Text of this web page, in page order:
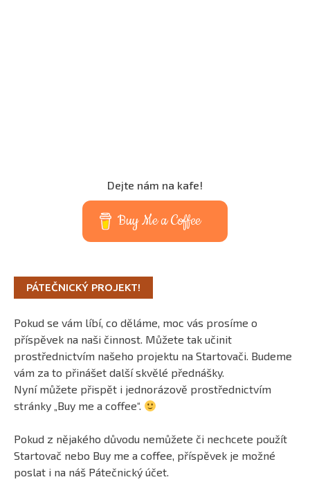
Dejte nám na kafe!
Buy Me a Coffee
PÁTEČNICKÝ PROJEKT!
Pokud se vám líbí, co děláme, moc vás prosíme o
příspěvek na naši činnost. Můžete tak učinit
prostřednictvím našeho projektu na Startovači. Budeme
vám za to přinášet další skvělé přednášky.
Nyní můžete přispět i jednorázově prostřednictvím
stránky „Buy me a coffee“.
Pokud z nějakého důvodu nemůžete či nechcete použít
Startovač nebo Buy me a coffee, příspěvek je možné
poslat i na náš Pátečnický účet.